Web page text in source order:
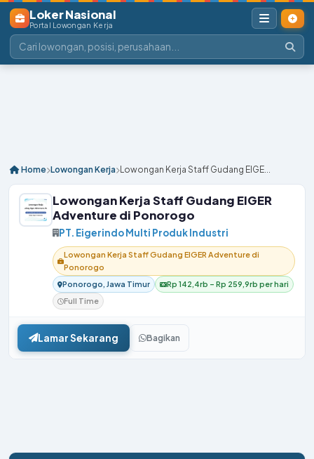
Loker Nasional
Portal Lowongan Kerja
Home Lowongan Kerja Lowongan Kerja Staff Gudang EIGE...
Lowongan Kerja Staff Gudang EIGER
Adventure di Ponorogo
PT. Eigerindo Multi Produk Industri
Lowongan Kerja Staff Gudang EIGER Adventure di
Ponorogo
Ponorogo, Jawa Timur
Rp 142,4rb – Rp 259,9rb per hari
Full Time
Lamar Sekarang Bagikan